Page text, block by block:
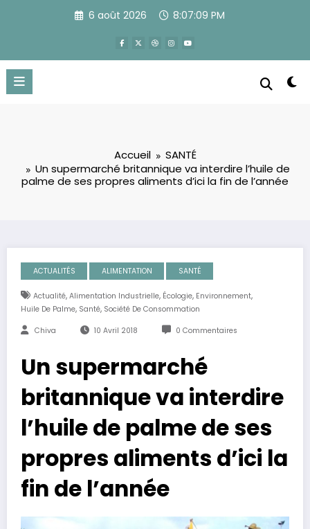
6 août 2026 8:07:10 PM
Accueil
SANTÉ
Un supermarché britannique va interdire l’huile de
palme de ses propres aliments d’ici la fin de l’année
ACTUALITÉS ALIMENTATION SANTÉ
Actualité, Alimentation Industrielle, Écologie, Environnement,
Huile De Palme, Santé, Société De Consommation
Chiva 10 Avril 2018 0 Commentaires
Un supermarché
britannique va interdire
l’huile de palme de ses
propres aliments d’ici la
fin de l’année